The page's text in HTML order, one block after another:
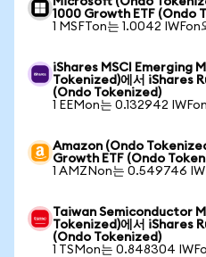
1000 Growth ETF (Ondo
1 MSFTon는 1.0042 IWFon
iShares MSCI Emerging
Tokenized)에서 iShares
(Ondo Tokenized)
1 EEMon는 0.132942
Amazon (Ondo
Growth ETF (Ondo
1 AMZNon는 0.549746
Taiwan Semiconductor
Tokenized)에서 iShares
(Ondo Tokenized)
1 TSMon는 0.848304